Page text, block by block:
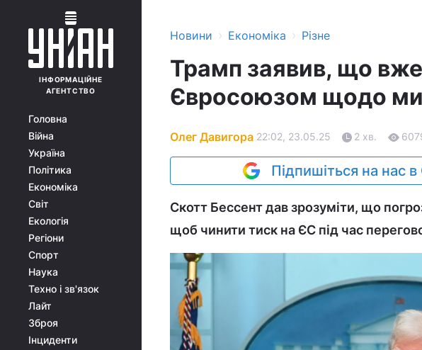
ІНФОРМАЦІЙНЕ
АГЕНТСТВО
Головна
Війна
Україна
Політика
Економіка
Світ
Екологія
Регіони
Спорт
Наука
Техно і зв'язок
Лайт
Зброя
Інциденти
Новини › Економіка › Різне
Трамп заявив, що
Євросоюзом щодо
Олег Давигора 22:02, 23.05.25 2 хв.
Підпишіться на нас
Скотт Бессент дав зрозуміти, що
щоб чинити тиск на ЄС під час